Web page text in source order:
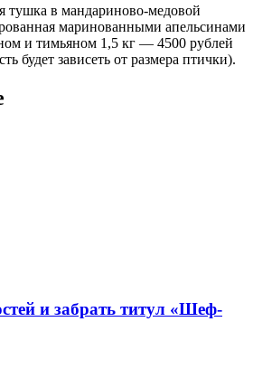
тушка в мандариново-медовой
маринованными апельсинами
и тимьяном 1,5 кг — 4500 рублей
будет зависеть от размера птички).
и забрать титул «Шеф-